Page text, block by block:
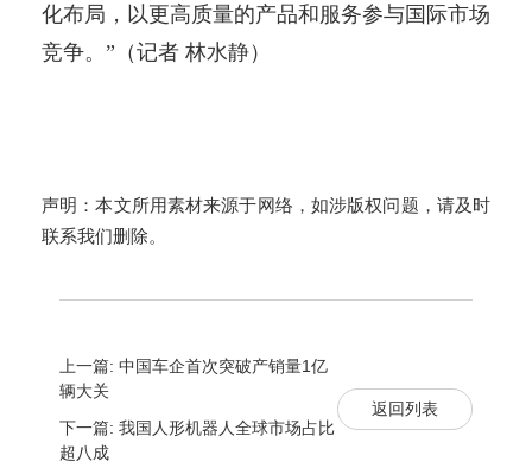
化布局，以更高质量的产品和服务参与国际市场
竞争。”（记者 林水静）
声明：本文所用素材来源于网络，如涉版权问题，请及时
联系我们删除。
上一篇: 中国车企首次突破产销量1亿
辆大关
下一篇: 我国人形机器人全球市场占比
超八成
返回列表